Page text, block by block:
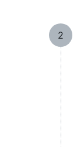
2